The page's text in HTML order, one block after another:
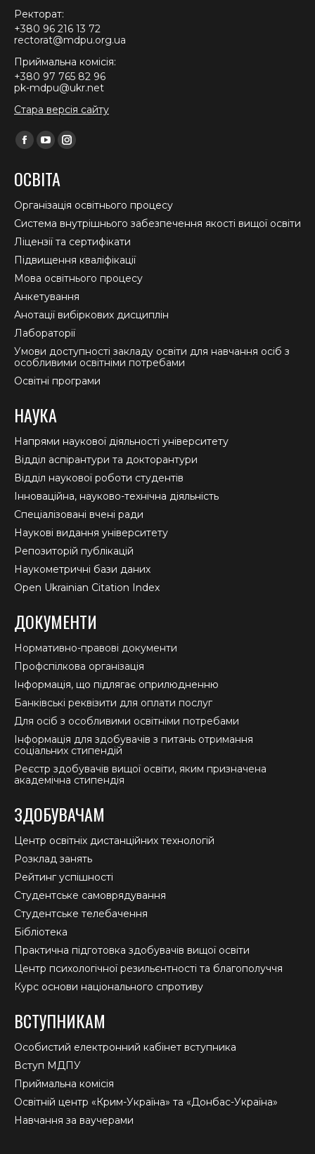
Ректорат:
+380 96 216 13 72
rectorat@mdpu.org.ua
Приймальна комісія:
+380 97 765 82 96
pk-mdpu@ukr.net
Стара версія сайту
Find us on:
Facebook
opens
in
new
window
YouTube
opens
in
new
window
Instagram
in
new
window
ОСВІТА
Організація освітнього процесу
Система внутрішнього забезпечення якості вищої освіти
Ліцензії та сертифікати
Підвищення кваліфікації
Мова освітнього процесу
Анкетування
Анотації вибіркових дисциплін
Лабораторії
Умови доступності закладу освіти для навчання осіб з
особливими освітніми потребами
Освітні програми
НАУКА
Напрями наукової діяльності університету
Відділ аспірантури та докторантури
Відділ наукової роботи студентів
Інноваційна, науково-технічна діяльність
Спеціалізовані вчені ради
Наукові видання університету
Репозиторій публікацій
Наукометричні бази даних
Open Ukrainian Citation Index
ДОКУМЕНТИ
Нормативно-правові документи
Профспілкова організація
Інформація, що підлягає оприлюдненню
Банківські реквізити для оплати послуг
Для осіб з особливими освітніми потребами
Інформація для здобувачів з питань отримання
соціальних стипендій
Реєстр здобувачів вищої освіти, яким призначена
академічна стипендія
ЗДОБУВАЧАМ
Центр освітніх дистанційних технологій
Розклад занять
Рейтинг успішності
Студентське самоврядування
Студентське телебачення
Бібліотека
Практична підготовка здобувачів вищої освіти
Центр психологічної резильєнтності та благополуччя
Курс основи національного спротиву
ВСТУПНИКАМ
Особистий електронний кабінет вступника
Вступ МДПУ
Приймальна комісія
Освітній центр «Крим-Україна» та «Донбас-Україна»
Навчання за ваучерами